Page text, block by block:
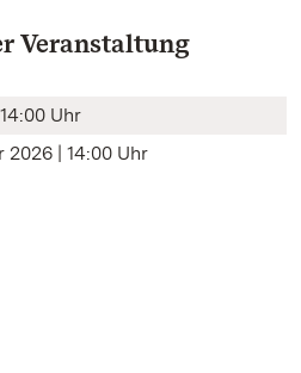
Veranstaltung
Uhr
| 14:00 Uhr